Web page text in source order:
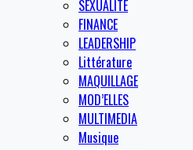
SEXUALITE
FINANCE
LEADERSHIP
Littérature
MAQUILLAGE
MOD’ELLES
MULTIMEDIA
Musique